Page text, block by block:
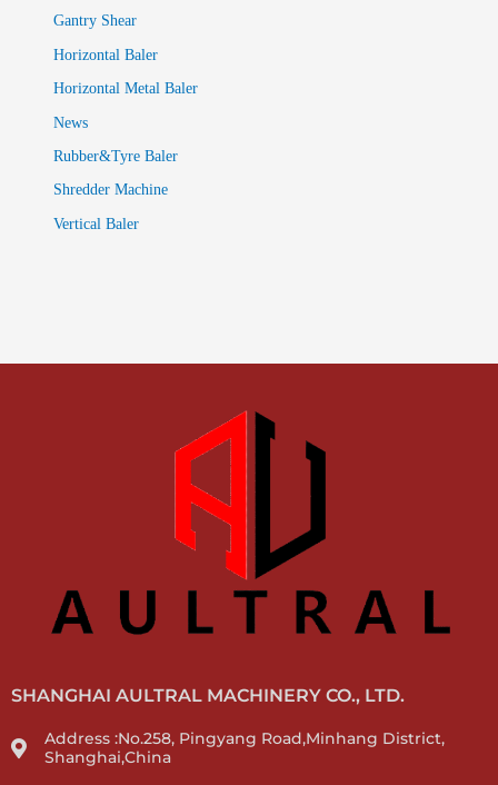
Gantry Shear
Horizontal Baler
Horizontal Metal Baler
News
Rubber&Tyre Baler
Shredder Machine
Vertical Baler
SHANGHAI AULTRAL MACHINERY CO., LTD.
Address :No.258, Pingyang Road,Minhang District,
Shanghai,China